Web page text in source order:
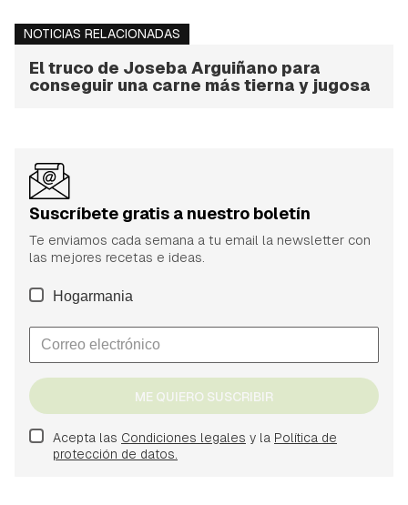
NOTICIAS RELACIONADAS
El truco de Joseba Arguiñano para
conseguir una carne más tierna y jugosa
Suscríbete gratis a nuestro boletín
Te enviamos cada semana a tu email la newsletter con
las mejores recetas e ideas.
Hogarmania
ME QUIERO SUSCRIBIR
Acepta las Condiciones legales y la Política de
protección de datos.